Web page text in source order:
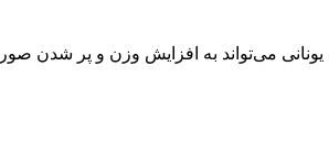
می‌تواند به افزایش وزن و پر شدن